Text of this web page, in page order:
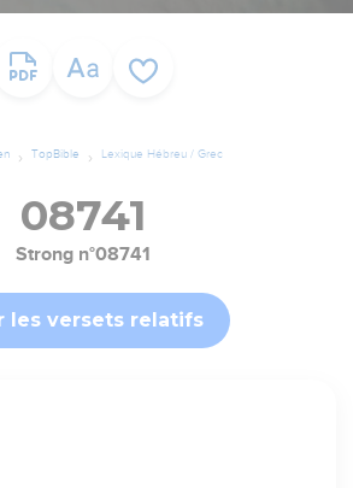
TopBible Lexique Hébreu / Grec
08741
Strong n°08741
les versets relatifs